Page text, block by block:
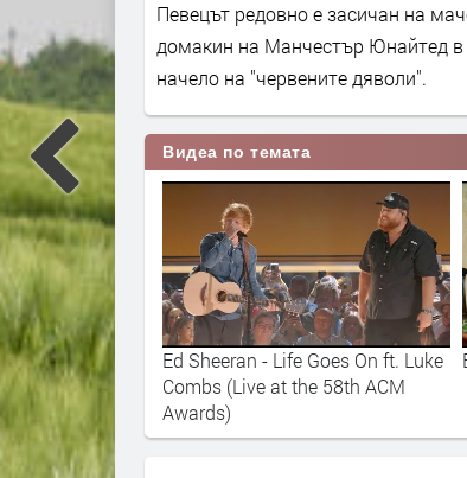
Певецът редовно е засичан на
домакин на Манчестър Юнайтед в
начело на "червените дяволи".
Видеа по темата
Sheeran / Lia
Ed Sheeran - Life Goes On ft. Luke
Combs (Live at the 58th ACM
Awards)